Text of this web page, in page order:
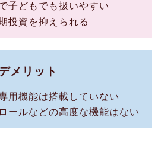
子どもでも扱いやすい
投資を抑えられる
メリット
用機能は搭載していない
ールなどの高度な機能はない